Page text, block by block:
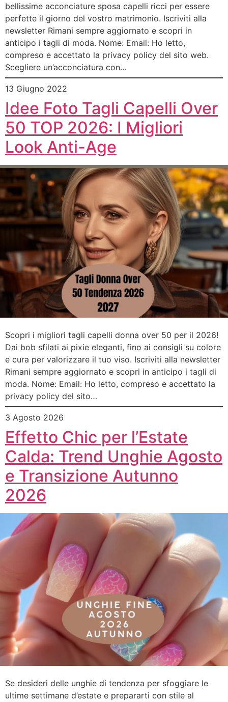
bellissime acconciature sposa capelli ricci per essere
perfette il giorno del vostro matrimonio. Iscriviti alla
newsletter Rimani sempre aggiornato e scopri in
anticipo i tagli di moda. Nome: Email: Ho letto,
compreso e accettato la privacy policy del sito web.
Scegliere un’acconciatura con…
13 Giugno 2022
Idee Foto Tagli Capelli Over
50 TOP 2026: I Migliori
Look Anti-Age
Scopri i migliori tagli capelli donna over 50 per il 2026!
Dai bob sfilati ai pixie eleganti, fino ai consigli su colore
e cura per valorizzare il tuo viso. Iscriviti alla newsletter
Rimani sempre aggiornato e scopri in anticipo i tagli di
moda. Nome: Email: Ho letto, compreso e accettato la
privacy policy del sito…
3 Agosto 2026
Effetto Chic per l’Estate
Calda: Trend Unghie Agosto
e Transizione Autunno
2026
Se desideri delle unghie di tendenza per sfoggiare le
ultime settimane d’estate e prepararti con stile al